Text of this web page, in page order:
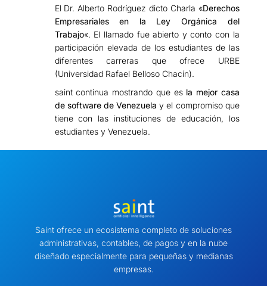
El Dr. Alberto Rodríguez dicto Charla «Derechos
Empresariales en la Ley Orgánica del
Trabajo«. El llamado fue abierto y conto con la
participación elevada de los estudiantes de las
diferentes carreras que ofrece URBE
(Universidad Rafael Belloso Chacín).
saint continua mostrando que es la mejor casa
de software de Venezuela y el compromiso que
tiene con las instituciones de educación, los
estudiantes y Venezuela.
Saint ofrece un ecosistema completo de soluciones
administrativas, contables, de pagos y en la nube
diseñado especialmente para pequeñas y medianas
empresas.